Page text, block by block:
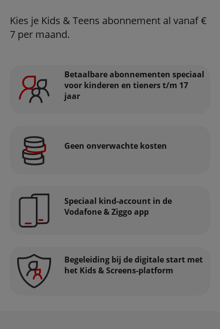
Kies je Kids & Teens abonnement al vanaf €
7 per maand.
Betaalbare abonnementen speciaal
voor kinderen en tieners t/m 17
jaar
Geen onverwachte kosten
Speciaal kind-account in de
Vodafone & Ziggo app
Begeleiding bij de digitale start met
het Kids & Screens-platform